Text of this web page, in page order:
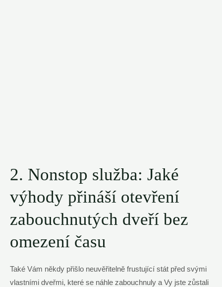
2. Nonstop služba: Jaké
výhody přináší otevření
zabouchnutých dveří bez
omezení času
Také Vám někdy přišlo neuvěřitelně frustující stát před svými
vlastními dveřmi, které se náhle zabouchnuly a Vy jste zůstali